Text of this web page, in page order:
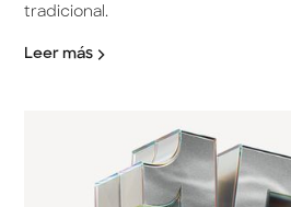
tradicional.
Leer más